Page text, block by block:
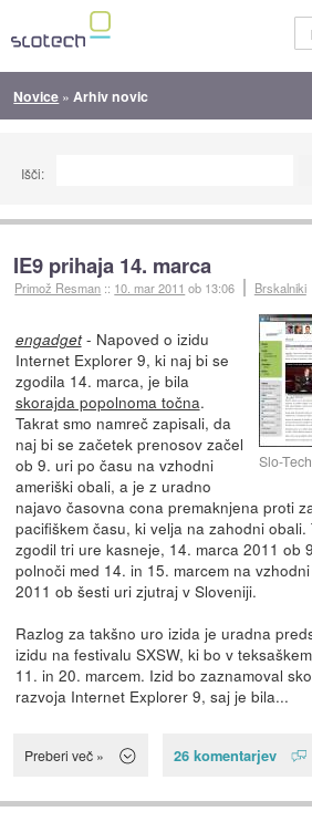
Novice » Arhiv novic
Išči:
IE9 prihaja 14. marca
Primož Resman :: 10. mar 2011 ob 13:06 Brskalniki
Slo-
engadget- Napoved o izidu
Internet Explorer 9, ki naj bi se
zgodila 14. marca, je bila
skorajda popolnoma točna.
Takrat smo namreč zapisali, da
naj bi se začetek prenosov začel
ob 9. uri po času na vzhodni
ameriški obali, a je z uradno
najavo časovna cona premaknjena proti
pacifiškem času, ki velja na zahodni
zgodil tri ure kasneje, 14. marca 2011 ob
polnoči med 14. in 15. marcem na
2011 ob šesti uri zjutraj v Sloveniji.
Razlog za takšno uro izida je uradna
izidu na festivalu SXSW, ki bo v
11. in 20. marcem. Izid bo zaznamoval
razvoja Internet Explorer 9, saj je bila...
Preberi več » 26 komentarjev